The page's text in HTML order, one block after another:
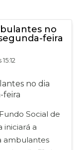
no
feira
Social de
iniciará a
ambulantes